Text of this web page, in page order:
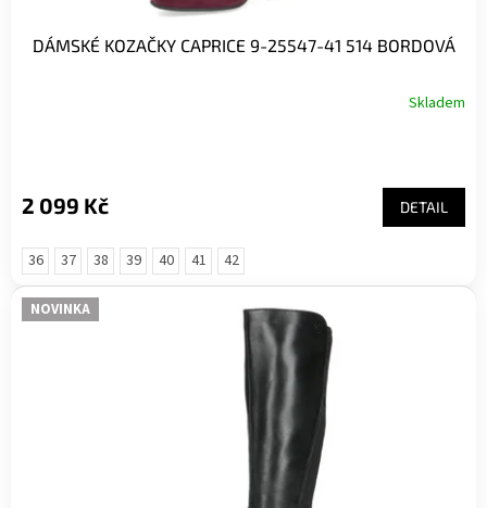
DÁMSKÉ KOZAČKY CAPRICE 9-25547-41 514 BORDOVÁ
Skladem
2 099 Kč DETAIL
36 37 38 39 40 41 42
NOVINKA